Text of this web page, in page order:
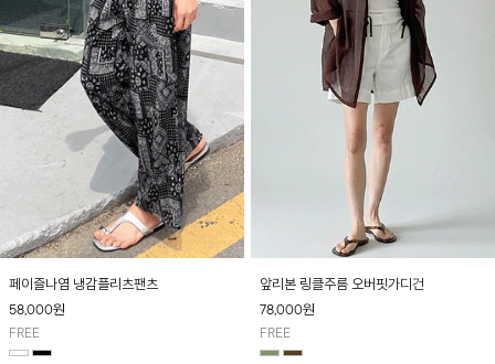
페이즐나염 냉감플리츠팬츠
58,000원
FREE
앞리본 링클주름 오버핏가디건
78,000원
FREE